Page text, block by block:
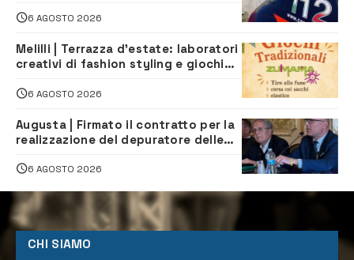
6 AGOSTO 2026
Melilli | Terrazza d’estate: laboratori
creativi di fashion styling e giochi
iscriversi
6 AGOSTO 2026
Augusta | Firmato il contratto per la
realizzazione del depuratore delle
6 AGOSTO 2026
CHI SIAMO